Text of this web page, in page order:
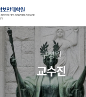
구성원
교수진